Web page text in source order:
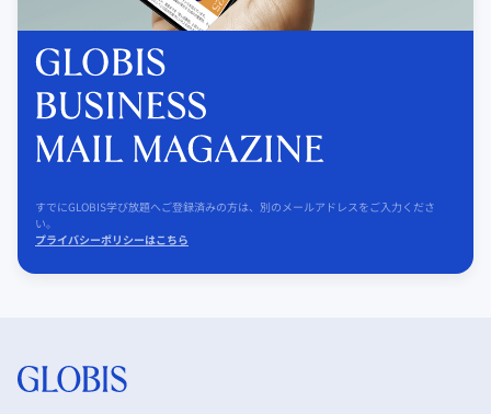
すでにGLOBIS学び放題へご登録済みの方は、別のメールアドレスをご入力くださ
い。
プライバシーポリシーはこちら